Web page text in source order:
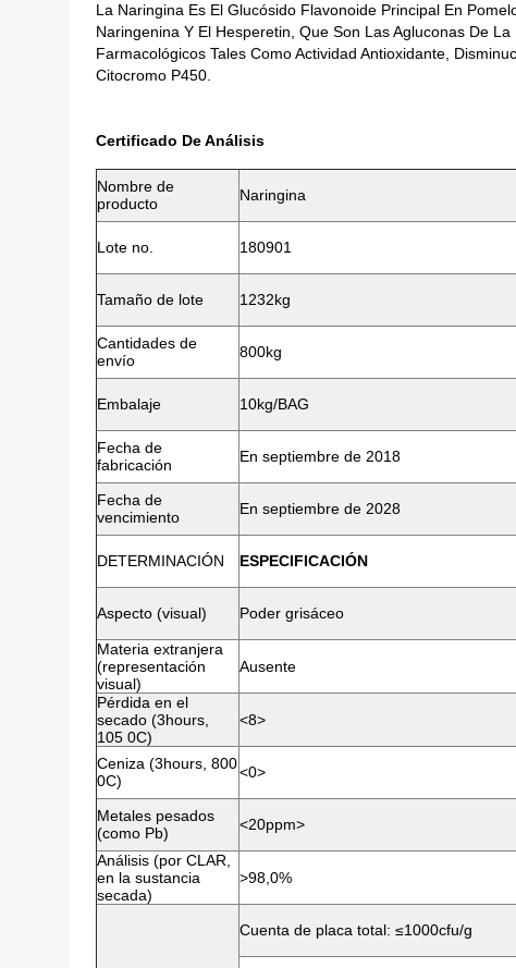
La Naringina Es El Glucósido Flavonoide Principal En
Naringenina Y El Hesperetin, Que Son Las Agluconas De
Farmacológicos Tales Como Actividad Antioxidante,
Citocromo P450.
Certificado De Análisis
Nombre de
producto
Naringina
Lote no. 180901
Tamaño de lote 1232kg
Cantidades de
envío
800kg
Embalaje 10kg/BAG
Fecha de
fabricación
En septiembre de 2018
Fecha de
vencimiento
En septiembre de 2028
DETERMINACIÓN ESPECIFICACIÓN
Aspecto (visual) Poder grisáceo
Materia extranjera
(representación
visual)
Ausente
Pérdida en el
secado (3hours,
105 0C)
<8>
Ceniza (3hours, 800
0C)
<0>
Metales pesados
(como Pb)
<20ppm>
Análisis (por CLAR,
en la sustancia
secada)
>98,0%
Cuenta de placa total: ≤1000cfu/g